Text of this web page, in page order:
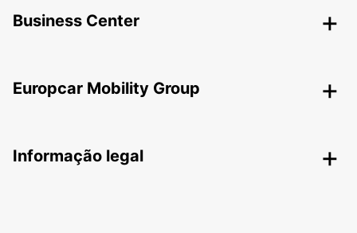
Business Center
Europcar Mobility Group
Informação legal